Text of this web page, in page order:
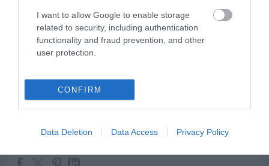
I want to allow Google to enable storage
related to security, including authentication
functionality and fraud prevention, and other
user protection.
CONFIRM
Data Deletion Data Access Privacy Policy
αποτέλεσμα και ταχύτητα, η επένδυση σε ένα
Maestri Rocamatica 114είναι η κίνηση που θα
αλλάξει την παραγωγικότητά σας. Ανακαλύψτε τη
δύναμη της Maestri στη συλλογή της
Δείτε όλα τα καρφωτικά Maestri
Ετικέτες:maestri karfotika, rocamatica